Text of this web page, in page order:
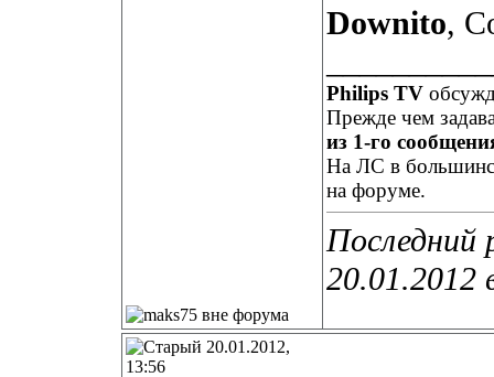
Downito,
Philips TV
Прежде чем
из 1-го
На ЛС в
на форуме.
Последний
20.01.2012
20.01.2012,
13:56